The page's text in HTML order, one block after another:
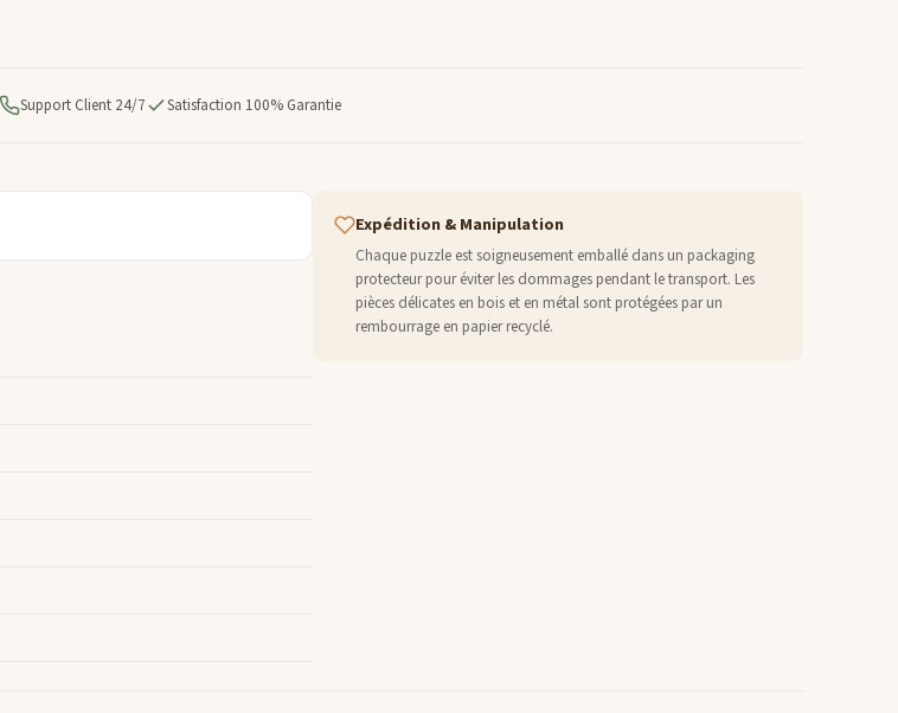
Support Client 24/7 Satisfaction 100% Garantie
Expédition & Manipulation
Chaque puzzle est soigneusement emballé dans un packaging
protecteur pour éviter les dommages pendant le transport. Les
pièces délicates en bois et en métal sont protégées par un
rembourrage en papier recyclé.